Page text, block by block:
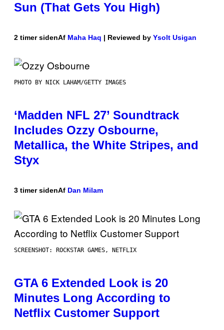
Sun (That Gets You High)
2 timer sidenAf Maha Haq | Reviewed by Ysolt Usigan
PHOTO BY NICK LAHAM/GETTY IMAGES
‘Madden NFL 27’ Soundtrack
Includes Ozzy Osbourne,
Metallica, the White Stripes, and
Styx
3 timer sidenAf Dan Milam
SCREENSHOT: ROCKSTAR GAMES, NETFLIX
GTA 6 Extended Look is 20
Minutes Long According to
Netflix Customer Support